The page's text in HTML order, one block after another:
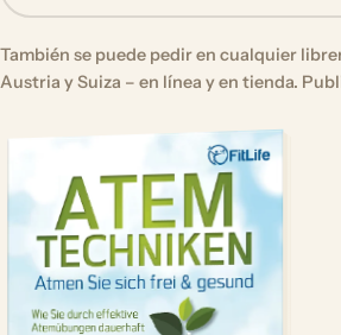
También se puede pedir en cualquier
Austria y Suiza – en línea y en tienda.